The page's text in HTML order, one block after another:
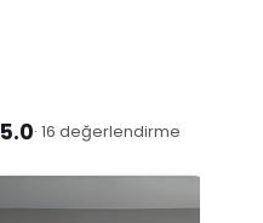
5.0· 16 değerlendirme